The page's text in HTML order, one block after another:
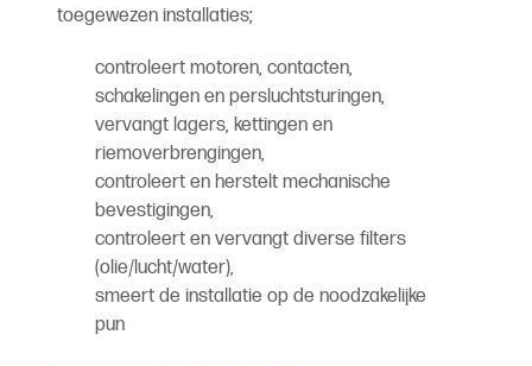
toegewezen installaties;
controleert motoren, contacten,
schakelingen en persluchtsturingen,
vervangt lagers, kettingen en
riemoverbrengingen,
controleert en herstelt mechanische
bevestigingen,
controleert en vervangt diverse filters
(olie/lucht/water),
smeert de installatie op de noodzakelijke
pun